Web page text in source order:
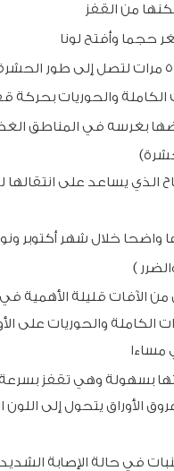
من القفز
حجما وأفتح لونا
الكاملة والحوريات بحركة
بغرسه في المناطق
خلال شهر أكتوبر
)
من الآفات قليلة الأهمية
الكاملة والحوريات على
بسهولة وهي تقفز بسرعة
الأوراق يتحول إلى
في حالة الإصابة